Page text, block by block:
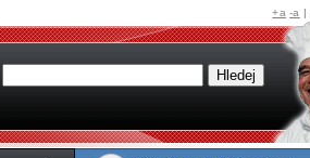
+a -a |